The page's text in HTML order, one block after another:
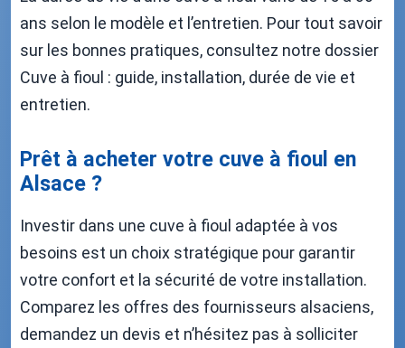
ans selon le modèle et l’entretien. Pour tout savoir
sur les bonnes pratiques, consultez notre dossier
Cuve à fioul : guide, installation, durée de vie et
entretien.
Prêt à acheter votre cuve à fioul en
Alsace ?
Investir dans une cuve à fioul adaptée à vos
besoins est un choix stratégique pour garantir
votre confort et la sécurité de votre installation.
Comparez les offres des fournisseurs alsaciens,
demandez un devis et n’hésitez pas à solliciter